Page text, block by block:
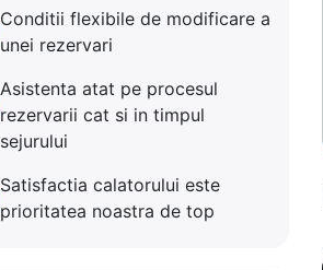
Conditii flexibile de modificare a
unei rezervari
Asistenta atat pe procesul
rezervarii cat si in timpul
sejurului
Satisfactia calatorului este
prioritatea noastra de top